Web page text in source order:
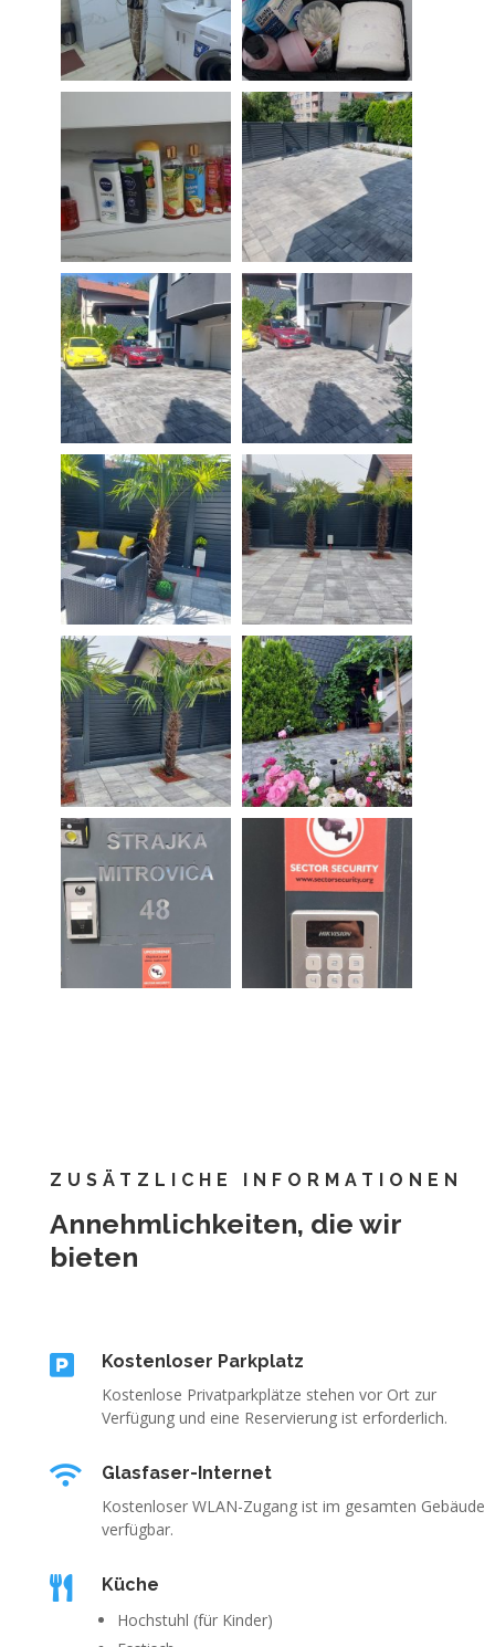
ZUSÄTZLICHE INFORMATIONEN
Annehmlichkeiten, die wir
bieten

Kostenloser Parkplatz
Kostenlose Privatparkplätze stehen vor Ort zur
Verfügung und eine Reservierung ist erforderlich.

Glasfaser-Internet
Kostenloser WLAN-Zugang ist im gesamten Gebäude
verfügbar.

Küche
Hochstuhl (für Kinder)